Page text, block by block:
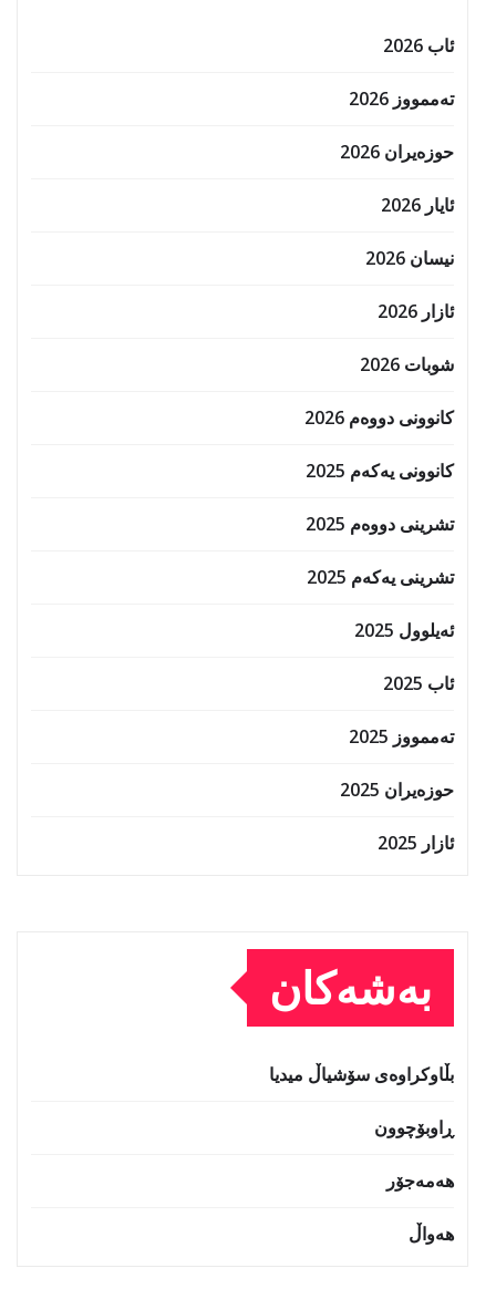
ئاب 2026
تەممووز 2026
حوزه‌یران 2026
ئایار 2026
نیسان 2026
ئازار 2026
شوبات 2026
کانوونی دووەم 2026
کانوونی یەکەم 2025
تشرینی دووەم 2025
تشرینی یەکەم 2025
ئەیلوول 2025
ئاب 2025
تەممووز 2025
حوزه‌یران 2025
ئازار 2025
بەشەکان
بڵاوکراوەی سۆشیاڵ میدیا
ڕاوبۆچوون
هەمەجۆر
هەواڵ